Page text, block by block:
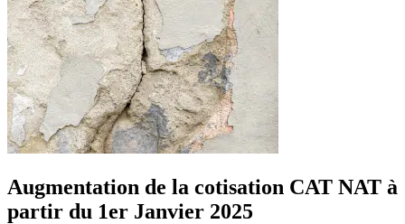
Augmentation de la cotisation CAT NAT à
partir du 1er Janvier 2025